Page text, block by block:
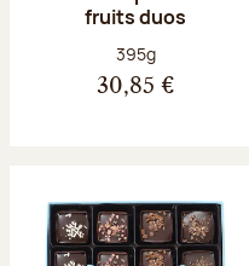
fruits duos
Poids net :
395g
30,85 €